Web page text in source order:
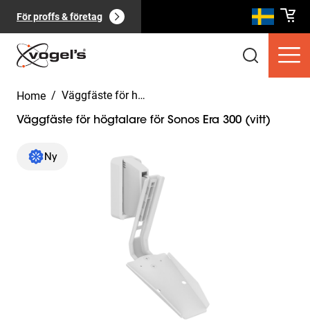
För proffs & företag
Konsumentprodukter
Home / Väggfäste för högtalare för Sonos Era 300 (vitt)
Väggfäste för högtalare för Sonos Era 300 (vitt)
Ny
Slide 1 of 7